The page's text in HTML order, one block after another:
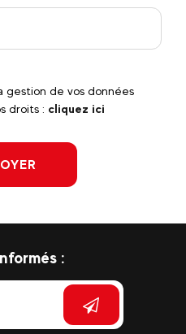
gestion de vos données
droits : cliquez ici
: